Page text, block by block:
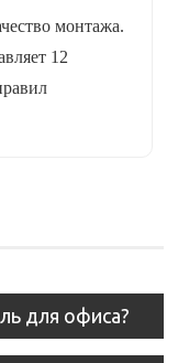
монтажа.
12
для офиса?